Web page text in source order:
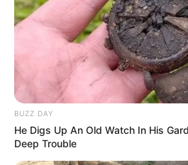
BUZZ DAY
He Digs Up An Old Watch In His
Deep Trouble